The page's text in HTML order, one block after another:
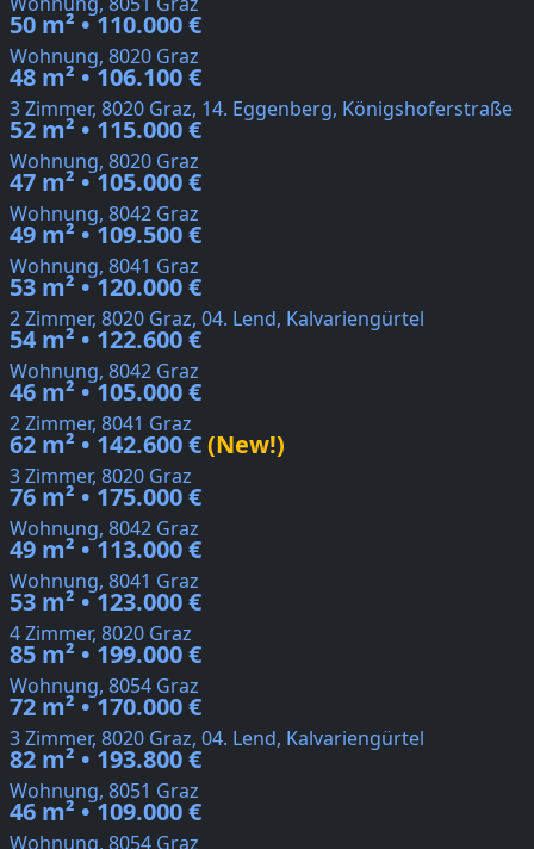
50 m² • 110.000 €
Wohnung, 8020 Graz
48 m² • 106.100 €
3 Zimmer, 8020 Graz, 14. Eggenberg, Königshoferstraße
52 m² • 115.000 €
Wohnung, 8020 Graz
47 m² • 105.000 €
Wohnung, 8042 Graz
49 m² • 109.500 €
Wohnung, 8041 Graz
53 m² • 120.000 €
2 Zimmer, 8020 Graz, 04. Lend, Kalvariengürtel
54 m² • 122.600 €
Wohnung, 8042 Graz
46 m² • 105.000 €
2 Zimmer, 8041 Graz
62 m² • 142.600 €(New!)
3 Zimmer, 8020 Graz
76 m² • 175.000 €
Wohnung, 8042 Graz
49 m² • 113.000 €
Wohnung, 8041 Graz
53 m² • 123.000 €
4 Zimmer, 8020 Graz
85 m² • 199.000 €
Wohnung, 8054 Graz
72 m² • 170.000 €
3 Zimmer, 8020 Graz, 04. Lend, Kalvariengürtel
82 m² • 193.800 €
Wohnung, 8051 Graz
46 m² • 109.000 €
Wohnung, 8054 Graz